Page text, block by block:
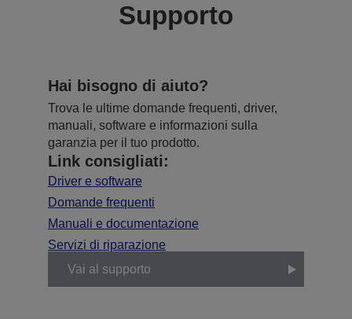
Supporto
Hai bisogno di aiuto?
Trova le ultime domande frequenti, driver,
manuali, software e informazioni sulla
garanzia per il tuo prodotto.
Link consigliati:
Driver e software
Domande frequenti
Manuali e documentazione
Servizi di riparazione
Vai al supporto